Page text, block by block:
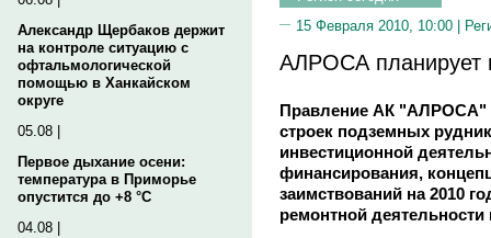
Александр Щербаков держит
на контроле ситуацию с
офтальмологической
помощью в Ханкайском
округе
05.08 |
Первое дыхание осени:
температура в Приморье
опустится до +8 °C
04.08 |
15 Февраля 2010, 10:00 |
АЛРОСА планирует
Правление АК "АЛРОСА"
строек подземных
инвестиционной
финансирования,
заимствований на 2010
ремонтной